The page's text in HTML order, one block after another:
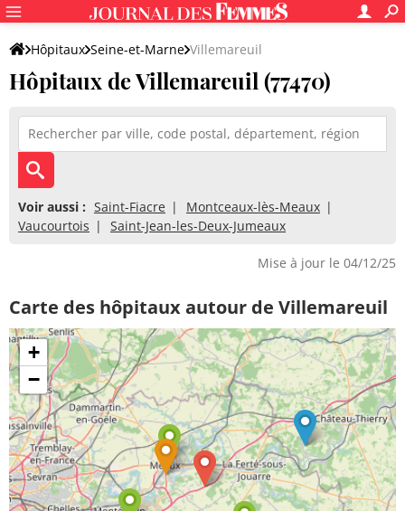
Hôpitaux Seine-et-Marne Villemareuil
Hôpitaux de Villemareuil (77470)
Voir aussi : Saint-Fiacre
Montceaux-lès-Meaux
Vaucourtois
Saint-Jean-les-Deux-Jumeaux
Mise à jour le 04/12/25
Carte des hôpitaux autour de Villemareuil
+
−